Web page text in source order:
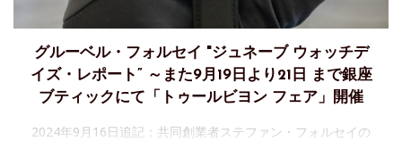
グルーベル・フォルセイ "ジュネーブ ウォッチデ
イズ・レポート” ～また9月19日より21日 まで銀座
ブティックにて「トゥールビヨン フェア」開催
2024年9月16日追記：共同創業者ステファン・フォルセイの